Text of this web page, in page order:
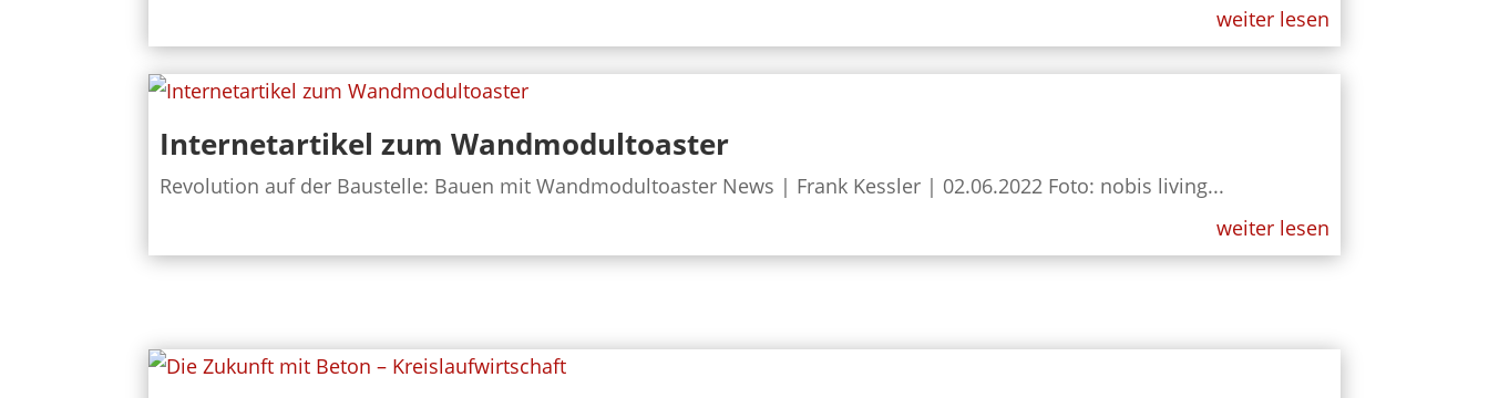
weiter lesen
Internetartikel zum Wandmodultoaster
Revolution auf der Baustelle: Bauen mit Wandmodultoaster News | Frank Kessler | 02.06.2022 Foto: nobis living...
weiter lesen